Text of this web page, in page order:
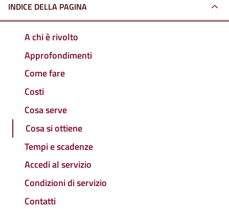
INDICE DELLA PAGINA
A chi è rivolto
Approfondimenti
Come fare
Costi
Cosa serve
Cosa si ottiene
Tempi e scadenze
Accedi al servizio
Condizioni di servizio
Contatti